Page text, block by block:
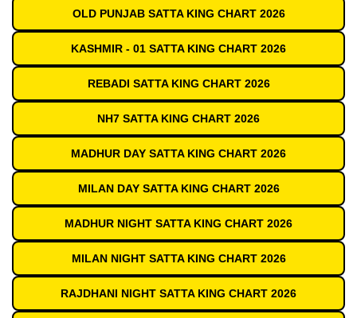
OLD PUNJAB SATTA KING CHART 2026
KASHMIR - 01 SATTA KING CHART 2026
REBADI SATTA KING CHART 2026
NH7 SATTA KING CHART 2026
MADHUR DAY SATTA KING CHART 2026
MILAN DAY SATTA KING CHART 2026
MADHUR NIGHT SATTA KING CHART 2026
MILAN NIGHT SATTA KING CHART 2026
RAJDHANI NIGHT SATTA KING CHART 2026